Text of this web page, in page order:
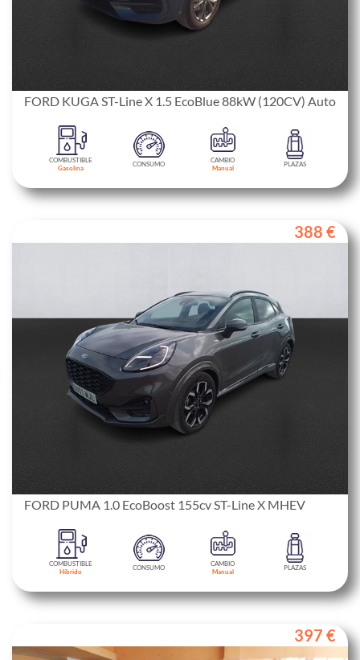
FORD KUGA ST-Line X 1.5 EcoBlue 88kW (120CV) Auto
COMBUSTIBLE
Gasolina
CONSUMO
CAMBIO
Manual
PLAZAS
388 €
FORD PUMA 1.0 EcoBoost 155cv ST-Line X MHEV
COMBUSTIBLE
Híbrido
CONSUMO
CAMBIO
Manual
PLAZAS
397 €